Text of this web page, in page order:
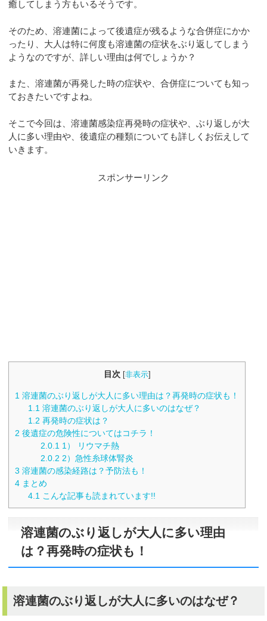
癒してしまう方もいるそうです。
そのため、溶連菌によって後遺症が残るような合併症にかか
ったり、大人は特に何度も溶連菌の症状をぶり返してしまう
ようなのですが、詳しい理由は何でしょうか？
また、溶連菌が再発した時の症状や、合併症についても知っ
ておきたいですよね。
そこで今回は、溶連菌感染症再発時の症状や、ぶり返しが大
人に多い理由や、後遺症の種類についても詳しくお伝えして
いきます。
スポンサーリンク
目次 [非表示]
1 溶連菌のぶり返しが大人に多い理由は？再発時の症状も！
1.1 溶連菌のぶり返しが大人に多いのはなぜ？
1.2 再発時の症状は？
2 後遺症の危険性についてはコチラ！
2.0.1 1） リウマチ熱
2.0.2 2）急性糸球体腎炎
3 溶連菌の感染経路は？予防法も！
4 まとめ
4.1 こんな記事も読まれています!!
溶連菌のぶり返しが大人に多い理由
は？再発時の症状も！
溶連菌のぶり返しが大人に多いのはなぜ？